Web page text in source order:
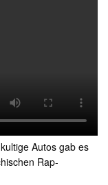
Autos gab es
Rap-